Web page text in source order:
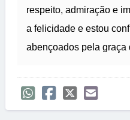
respeito, admiração e
a felicidade e estou
abençoados pela graça